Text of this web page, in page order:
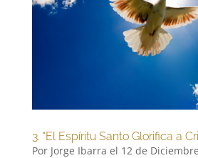
3. "El Espíritu Santo Glorifica a
Por Jorge Ibarra el 12 de